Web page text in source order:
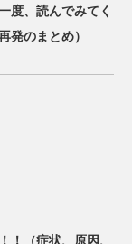
度、読んでみてく
発のまとめ）
！（症状、原因、